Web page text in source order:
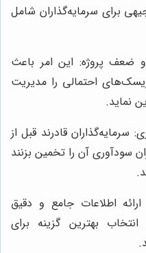
برای سرمایه‌گذاران شامل
ضعف پروژه: این امر باعث
احتمالی را مدیریت
نماید.
قادرند قبل از
سودآوری آن را تخمین بزنند
اطلاعات جامع و دقیق
بهترین گزینه برای